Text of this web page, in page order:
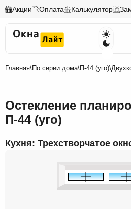
Акции Оплата Калькулятор
Главная\По серии дома\П-44 (уго)\
Остекление
П-44 (уго)
Кухня: Трехстворчатое